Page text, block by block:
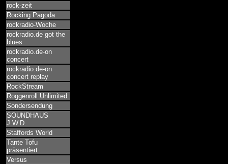
rock-zeit
Rocking Pagoda
rockradio-Woche
rockradio.de got the
blues
rockradio.de-on
concert
rockradio.de-on
concert replay
RockStream
Roggenroll Unlimited
Sondersendung
SOUNDHAUS
J.W.D.
Staffords World
Tante Tofu
präsentiert
Versus